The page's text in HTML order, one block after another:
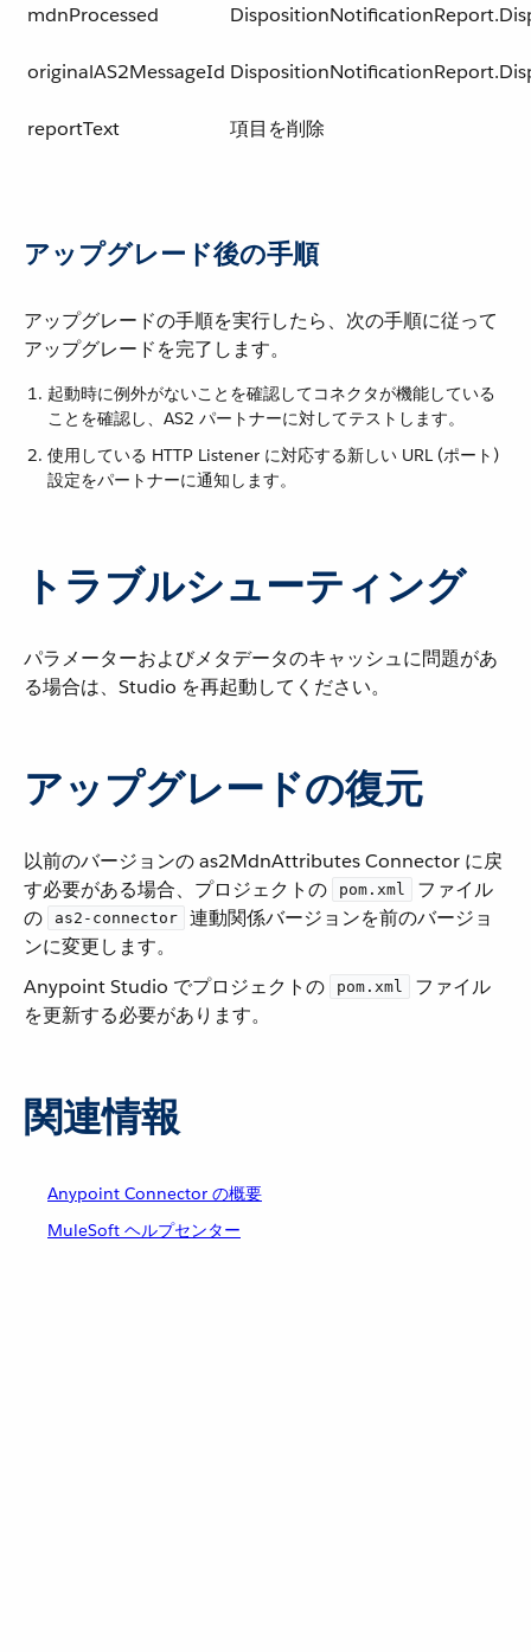
mdnProcessed
originalAS2MessageId
reportText 項目を削除
アップグレード後の手順
アップグレードの手順を実行したら、次の手順に従って
アップグレードを完了します。
起動時に例外がないことを確認してコネクタが機能している
ことを確認し、AS2 パートナーに対してテストします。
使用している HTTP Listener に対応する新しい URL (ポート)
設定をパートナーに通知します。
トラブルシューティング
パラメーターおよびメタデータのキャッシュに問題があ
る場合は、Studio を再起動してください。
アップグレードの復元
以前のバージョンの as2MdnAttributes Connector に戻
す必要がある場合、プロジェクトの ​
pom.xml
​ ファイル
の ​
as2-connector
​ 連動関係バージョンを前のバージョ
ンに変更します。
Anypoint Studio でプロジェクトの ​
pom.xml
​ ファイル
を更新する必要があります。
関連情報
Anypoint Connector の概要
MuleSoft ヘルプセンター